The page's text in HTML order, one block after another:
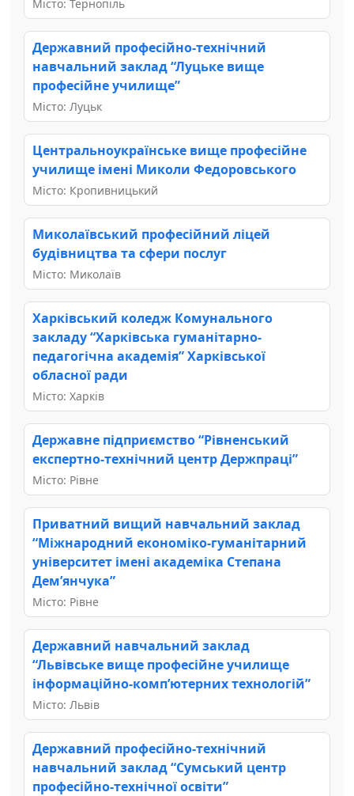
Місто: Тернопіль
Державний професійно-технічний
навчальний заклад “Луцьке вище
професійне училище”
Місто: Луцьк
Центральноукраїнське вище професійне
училище імені Миколи Федоровського
Місто: Кропивницький
Миколаївський професійний ліцей
будівництва та сфери послуг
Місто: Миколаїв
Харківський коледж Комунального
закладу “Харківська гуманітарно-
педагогічна академія” Харківської
обласної ради
Місто: Харків
Державне підприємство “Рівненський
експертно-технічний центр Держпраці”
Місто: Рівне
Приватний вищий навчальний заклад
“Міжнародний економіко-гуманітарний
університет імені академіка Степана
Дем’янчука”
Місто: Рівне
Державний навчальний заклад
“Львівське вище професійне училище
інформаційно-комп’ютерних технологій”
Місто: Львів
Державний професійно-технічний
навчальний заклад “Сумський центр
професійно-технічної освіти”